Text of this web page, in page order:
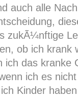
auch alle
zukÃ¼nftige
ob ich krank
ich das kranke
ich es
Kinder